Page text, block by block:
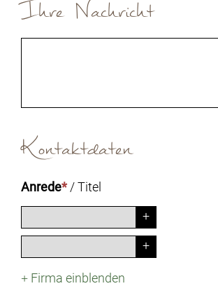
Ihre Nachricht
Kontaktdaten
Anrede*/Titel
+ Firma einblenden